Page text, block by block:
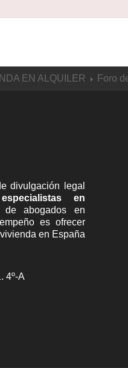
EN ALQUILER Foro
divulgación legal
en
deabogados en
es ofrecer
en España
4º-A